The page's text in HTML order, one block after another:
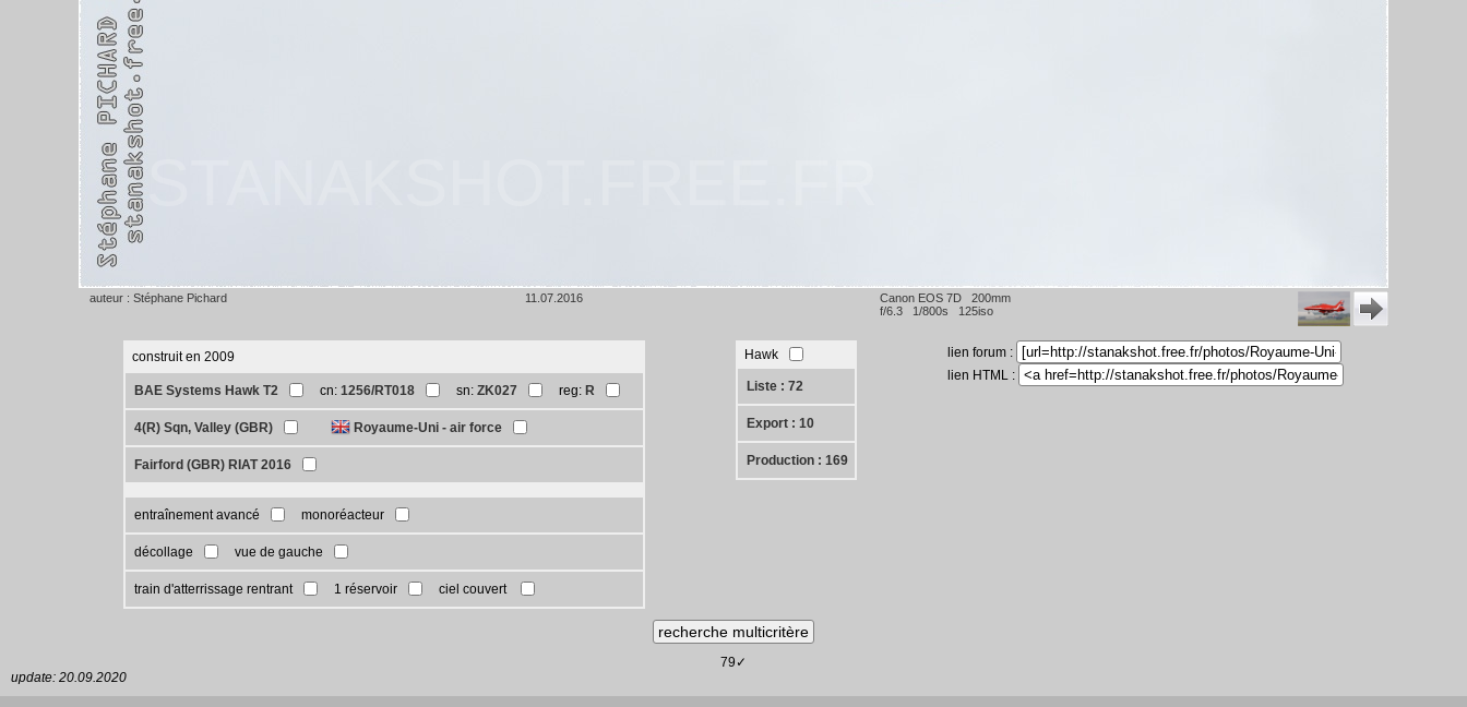
auteur : Stéphane Pichard 11.07.2016
Canon EOS 7D 200mm
f/6.3 1/800s 125iso
construit en 2009
BAE Systems Hawk T2 cn:1256/RT018 sn:ZK027 reg: R
4(R) Sqn, Valley (GBR) Royaume-Uni - air force
Fairford (GBR) RIAT 2016
entraînement avancé monoréacteur
décollage vue de gauche
train d'atterrissage rentrant 1 réservoir ciel couvert
Hawk
Liste : 72
Export : 10
Production : 169
lien forum :
lien HTML :
79✓
update: 20.09.2020